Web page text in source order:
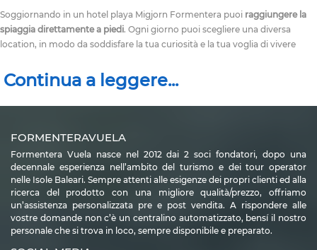
Soggiornando in un hotel playa Migjorn Formentera puoi raggiungere la
spiaggia direttamente a piedi. Ogni giorno puoi scegliere una diversa
location, in modo da soddisfare la tua curiosità e la tua voglia di vivere
Lasciati andare a pause rilassanti in spiaggia
un buon libro, fare un tuffo nelle calme acque dalle mille sfumature di
un'escursione in barca. Ti permettono di guardare la costa da lontano e di
raggiungere calette che sono inaccessibili via terra. Ti offrono la possibilità
anche di fare un bel tuffo al largo, un’esperienza unica nel suo genere.
Se preferisci, puoinoleggiare una barca o un gommone, anche senza la
necessità di disporre della patente nautica. Noleggia la tua barca per
qualche ora o per una giornata intera, anche direttamente attraverso il
nostro sito internet. Sì, Formetera Vuela infatti, non ti offre solo la
possibilità di scegliere il tuo appartamento, ma diorganizzare al meglio i
FORMENTERAVUELA
Formentera Vuela nasce nel 2012 dai 2 soci fondatori, dopo una
decennale esperienza nell’ambito del turismo e dei tour operator
nelle Isole Baleari. Sempre attenti alle esigenze dei propri clienti ed alla
ricerca del prodotto con una migliore qualità/prezzo, offriamo
un’assistenza personalizzata pre e post vendita. A rispondere alle
vostre domande non c’è un centralino automatizzato, bensí il nostro
personale che si trova in loco, sempre disponibile e preparato.